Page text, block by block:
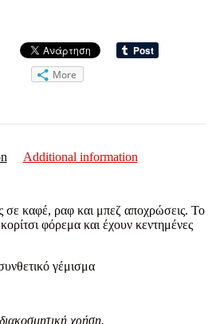
More
Additional information
σε καφέ, ραφ και μπεζ αποχρώσεις. Το
φόρεμα και έχουν κεντημένες
γέμισμα
διακοσμητική χρήση.